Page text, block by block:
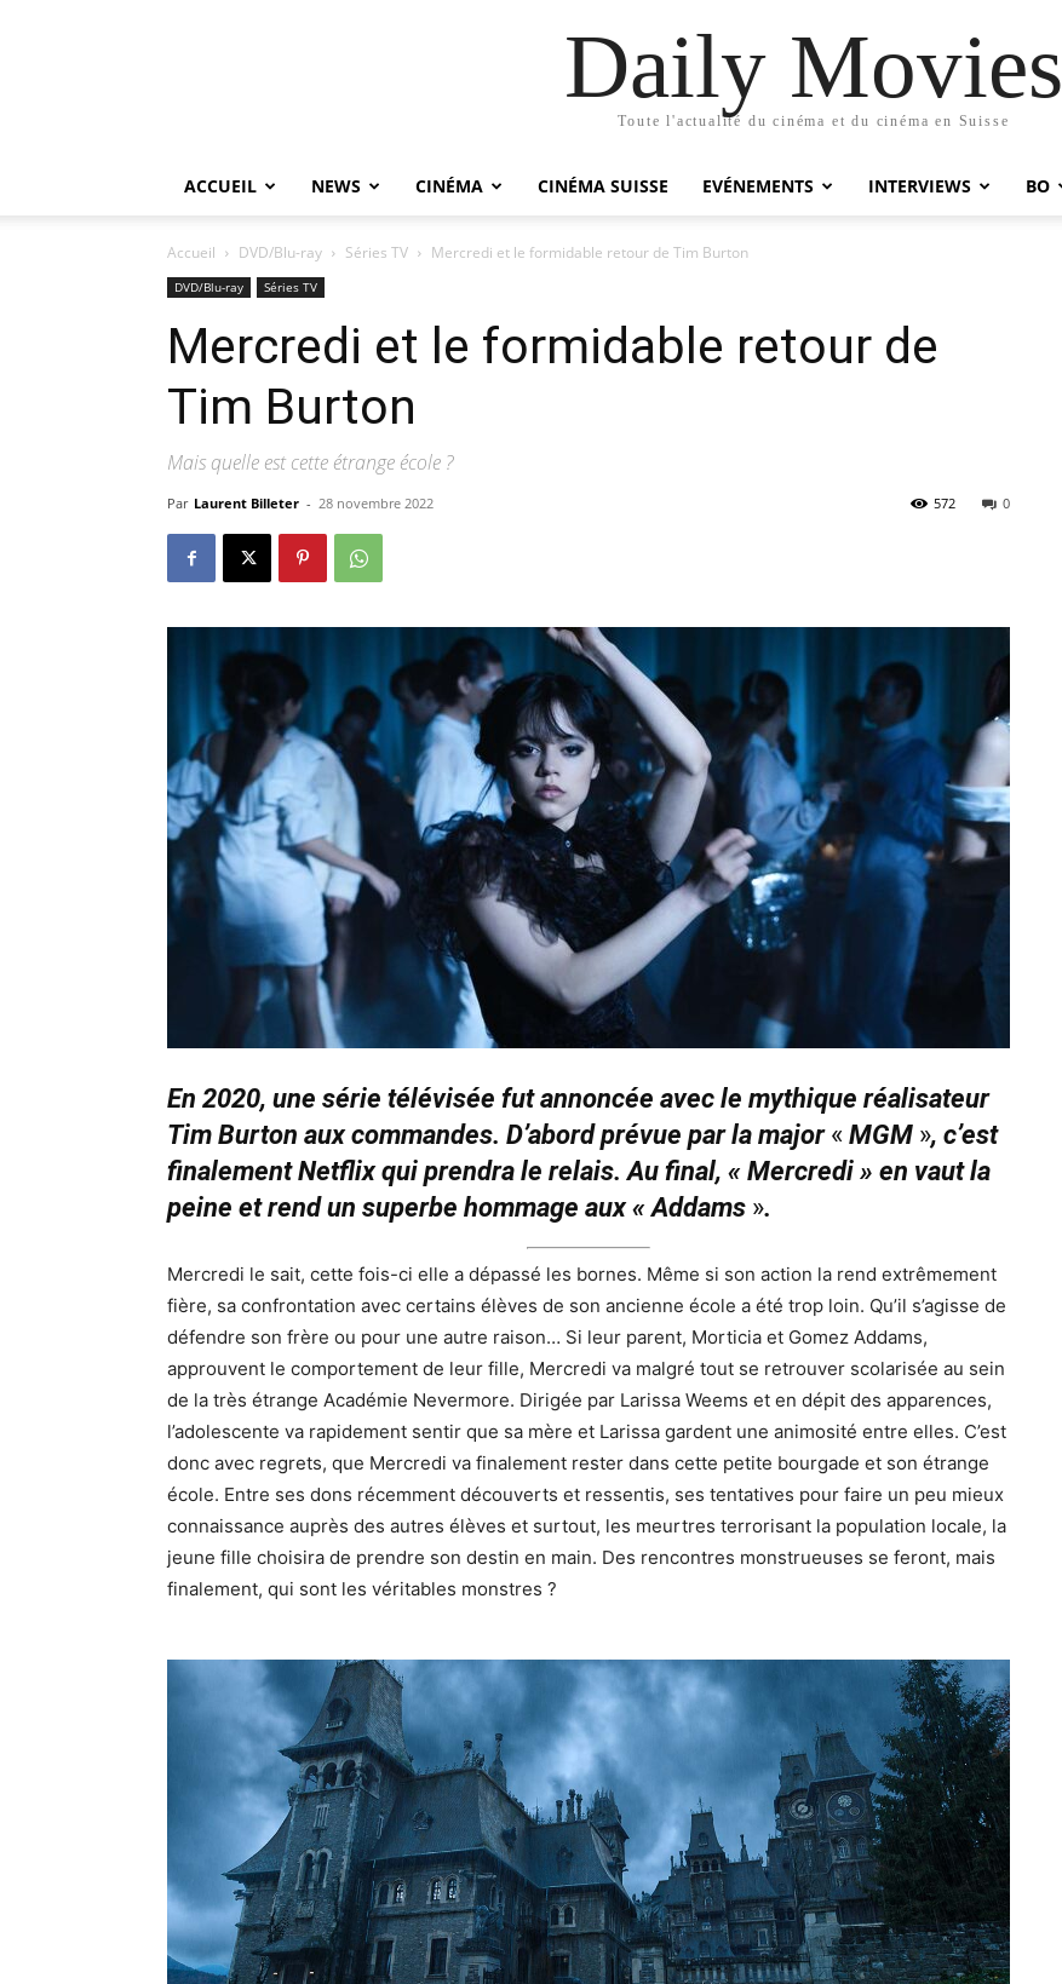
Daily Movies
Toute l'actualité du cinéma et du cinéma en Suisse
ACCUEIL NEWS CINÉMA CINÉMA SUISSE EVÉNEMENTS INTERVIEWS BO
Accueil DVD/Blu-ray Séries TV Mercredi et le formidable retour de Tim Burton
DVD/Blu-ray Séries TV
Mercredi et le formidable retour de
Tim Burton
Mais quelle est cette étrange école ?
Par Laurent Billeter - 28 novembre 2022 0
572
En 2020, une série télévisée fut annoncée avec le mythique réalisateur
Tim Burton aux commandes. D’abord prévue par la major« MGM », c’est
finalement Netflix qui prendra le relais. Au final, « Mercredi » en vaut la
peine et rend un superbe hommage aux « Addams ».
Mercredi le sait, cette fois-ci elle a dépassé les bornes. Même si son action la rend extrêmement
fière, sa confrontation avec certains élèves de son ancienne école a été trop loin. Qu’il s’agisse de
défendre son frère ou pour une autre raison… Si leur parent, Morticia et Gomez Addams,
approuvent le comportement de leur fille, Mercredi va malgré tout se retrouver scolarisée au sein
de la très étrange Académie Nevermore. Dirigée par Larissa Weems et en dépit des apparences,
l’adolescente va rapidement sentir que sa mère et Larissa gardent une animosité entre elles. C’est
donc avec regrets, que Mercredi va finalement rester dans cette petite bourgade et son étrange
école. Entre ses dons récemment découverts et ressentis, ses tentatives pour faire un peu mieux
connaissance auprès des autres élèves et surtout, les meurtres terrorisant la population locale, la
jeune fille choisira de prendre son destin en main. Des rencontres monstrueuses se feront, mais
finalement, qui sont les véritables monstres ?